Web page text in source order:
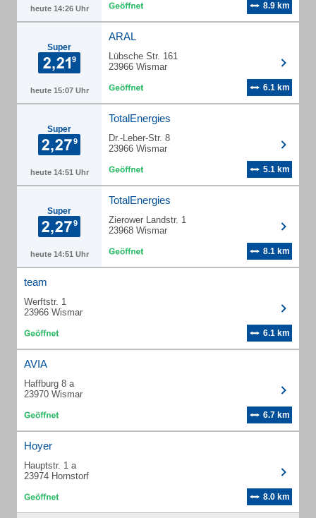
heute 14:26 Uhr 8.9 km
Super
heute 15:07 Uhr
ARAL
Lübsche Str. 161
23966 Wismar
6.1 km
Super
heute 14:51 Uhr
TotalEnergies
Dr.-Leber-Str. 8
23966 Wismar
5.1 km
Super
heute 14:51 Uhr
TotalEnergies
Zierower Landstr. 1
23968 Wismar
8.1 km
team
Werftstr. 1
23966 Wismar
6.1 km
AVIA
Haffburg 8 a
23970 Wismar
6.7 km
Hoyer
Hauptstr. 1 a
23974 Hornstorf
8.0 km